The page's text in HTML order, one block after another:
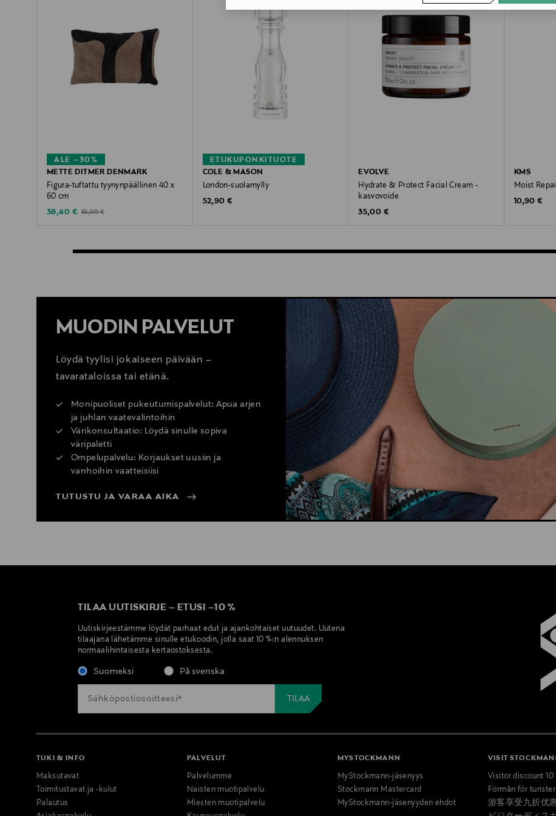
ALE –30%
METTE DITMER DENMARK
Figura-tuftattu tyynynpäällinen 40 x
60 cm
Discounted Price
38,40 € Original Price
55,00 €
ETUKUPONKITUOTE
COLE & MASON
London-suolamylly
Original Price
52,90 €
EVOLVE
Hydrate & Protect Facial Cream -
kasvovoide
Original Price
35,00 €
KMS
Moist
Original
10,90 €
MUODIN PALVELUT
Löydä tyylisi jokaiseen päivään –
tavarataloissa tai etänä.
Monipuoliset pukeutumispalvelut: Apua arjen
ja juhlan vaatevalintoihin
Värikonsultaatio: Löydä sinulle sopiva
väripaletti
Ompelupalvelu: Korjaukset uusiin ja
vanhoihin vaatteisiisi
TUTUSTU JA VARAA AIKA
TILAA UUTISKIRJE – ETUSI –10 %
Uutiskirjeestämme löydät parhaat edut ja ajankohtaiset uutuudet. Uutena
tilaajana lähetämme sinulle etukoodin, jolla saat 10 %:n alennuksen
normaalihintaisesta kertaostoksesta.
Suomeksi På svenska
TUKI & INFO
Maksutavat
Toimitustavat ja -kulut
Palautus
PALVELUT
Palvelumme
Naisten muotipalvelu
Miesten muotipalvelu
MYSTOCKMANN
MyStockmann-jäsenyys
Stockmann Mastercard
MyStockmann-jäsenyyden ehdot
VISIT
Visitor discount 10
Förmån för turister
游客享受九折优